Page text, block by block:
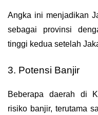
Angka ini menjadikan
sebagai provinsi
tinggi kedua setelah
3. Potensi Banjir
Beberapa daerah di
risiko banjir, terutama